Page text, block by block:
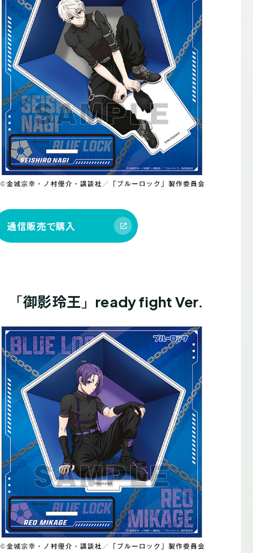
通信販売で購入
「御影玲王」ready fight Ver.